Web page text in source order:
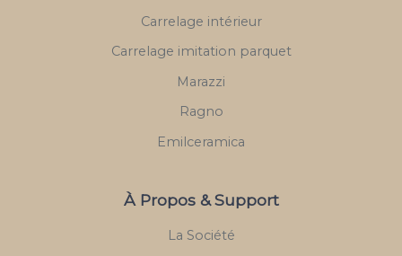
Carrelage intérieur
Carrelage imitation parquet
Marazzi
Ragno
Emilceramica
À Propos & Support
La Société